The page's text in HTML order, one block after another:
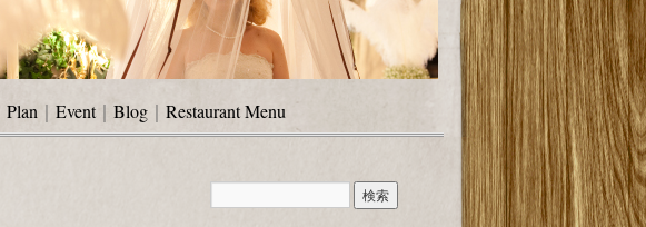
Plan ｜ Event｜ Blog ｜ Restaurant Menu